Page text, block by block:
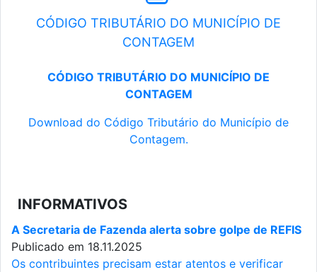
CÓDIGO TRIBUTÁRIO DO MUNICÍPIO DE
CONTAGEM
CÓDIGO TRIBUTÁRIO DO MUNICÍPIO DE
CONTAGEM
Download do Código Tributário do Município de
Contagem.
INFORMATIVOS
A Secretaria de Fazenda alerta sobre golpe de REFIS
Publicado em 18.11.2025
Os contribuintes precisam estar atentos e verificar